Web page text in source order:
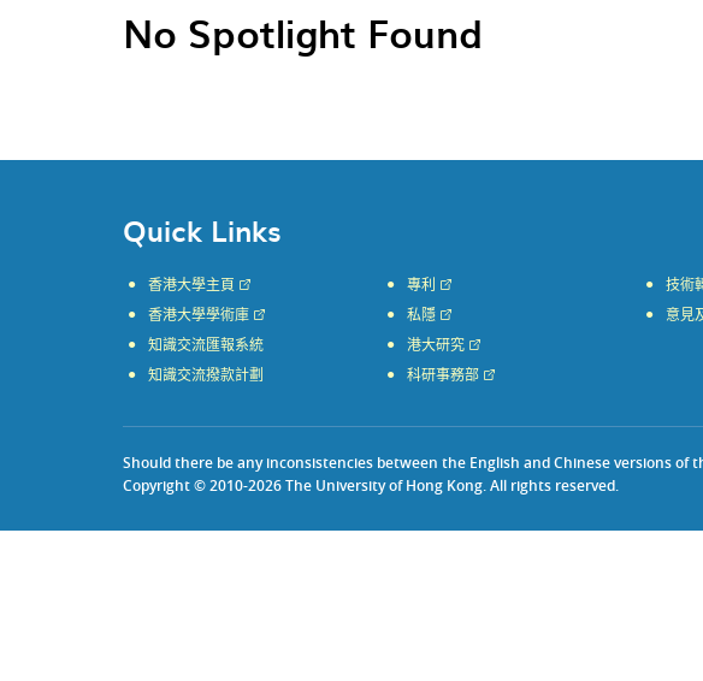
No Spotlight Found
Quick Links
香港大學主頁
香港大學學術庫
知識交流匯報系統
知識交流撥款計劃
專利
私隱
港大研究
科研事務部
技術
意見
Should there be any inconsistencies between the English and Chinese versions of
Copyright © 2010-2026 The University of Hong Kong. All rights reserved.